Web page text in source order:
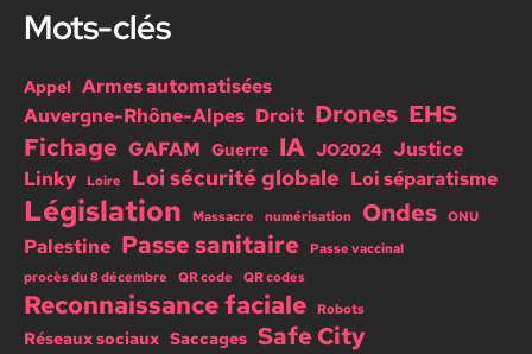
Mots-clés
Appel Armes automatisées
Auvergne-Rhône-Alpes Droit Drones EHS
Fichage GAFAM Guerre IA JO2024 Justice
Linky
Loire Loi sécurité globale Loi séparatisme
Législation Massacre numérisation Ondes ONU
Palestine Passe sanitaire
Passe vaccinal
procès du 8 décembre
QR code QR codes
Reconnaissance faciale Robots
Réseaux sociaux Saccages Safe City